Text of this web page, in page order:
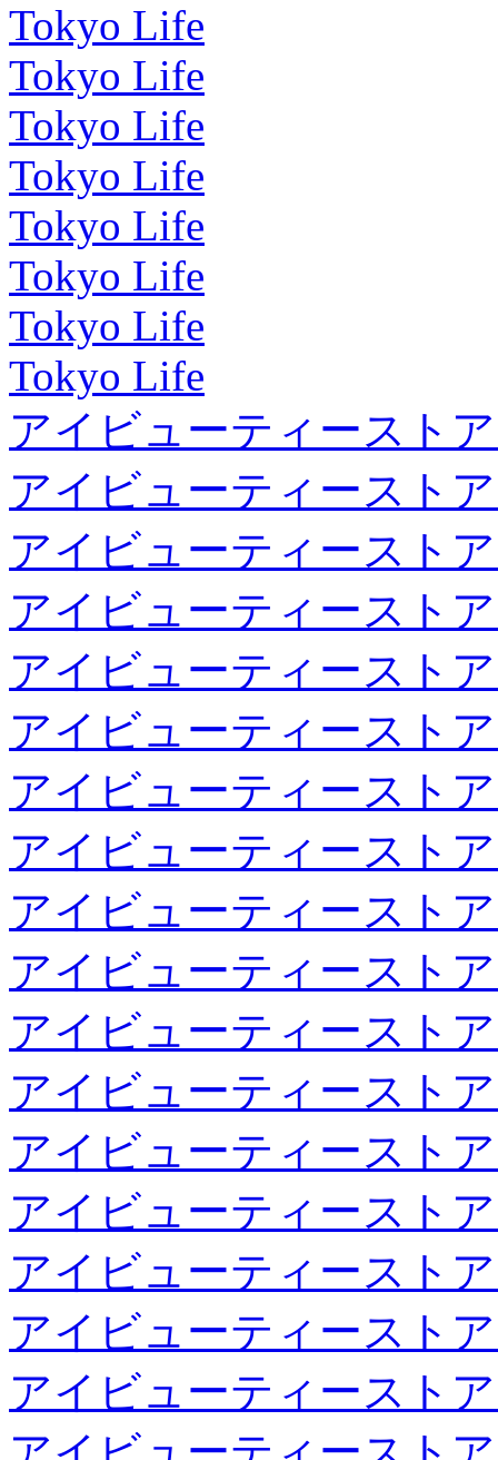
Tokyo Life
Tokyo Life
Tokyo Life
Tokyo Life
Tokyo Life
Tokyo Life
Tokyo Life
Tokyo Life
アイビューティースト
アイビューティースト
アイビューティースト
アイビューティースト
アイビューティースト
アイビューティースト
アイビューティースト
アイビューティースト
アイビューティースト
アイビューティースト
アイビューティースト
アイビューティースト
アイビューティースト
アイビューティースト
アイビューティースト
アイビューティースト
アイビューティースト